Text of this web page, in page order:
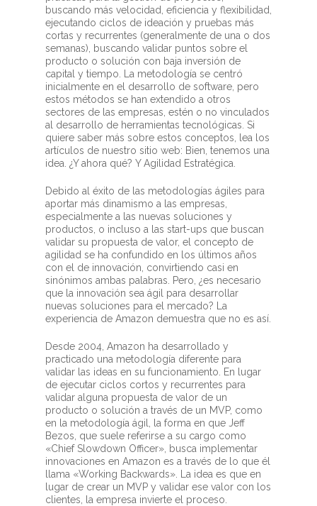
buscando más velocidad, eficiencia y flexibilidad,
ejecutando ciclos de ideación y pruebas más
cortas y recurrentes (generalmente de una o dos
semanas), buscando validar puntos sobre el
producto o solución con baja inversión de
capital y tiempo. La metodología se centró
inicialmente en el desarrollo de software, pero
estos métodos se han extendido a otros
sectores de las empresas, estén o no vinculados
al desarrollo de herramientas tecnológicas. Si
quiere saber más sobre estos conceptos, lea los
artículos de nuestro sitio web: Bien, tenemos una
idea. ¿Y ahora qué? Y Agilidad Estratégica.
Debido al éxito de las metodologías ágiles para
aportar más dinamismo a las empresas,
especialmente a las nuevas soluciones y
productos, o incluso a las start-ups que buscan
validar su propuesta de valor, el concepto de
agilidad se ha confundido en los últimos años
con el de innovación, convirtiendo casi en
sinónimos ambas palabras. Pero, ¿es necesario
que la innovación sea ágil para desarrollar
nuevas soluciones para el mercado? La
experiencia de Amazon demuestra que no es así.
Desde 2004, Amazon ha desarrollado y
practicado una metodología diferente para
validar las ideas en su funcionamiento. En lugar
de ejecutar ciclos cortos y recurrentes para
validar alguna propuesta de valor de un
producto o solución a través de un MVP, como
en la metodología ágil, la forma en que Jeff
Bezos, que suele referirse a su cargo como
«Chief Slowdown Officer», busca implementar
innovaciones en Amazon es a través de lo que él
llama «Working Backwards». La idea es que en
lugar de crear un MVP y validar ese valor con los
clientes, la empresa invierte el proceso.